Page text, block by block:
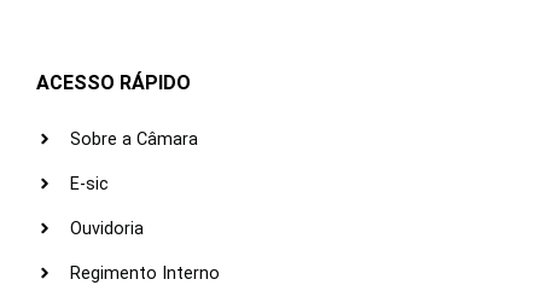
ACESSO RÁPIDO
Sobre a Câmara
E-sic
Ouvidoria
Regimento Interno